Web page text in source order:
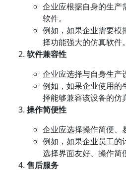
企业应根据自身的生产
软件。
例如，如果企业需要模
择功能强大的仿真软件。
软件兼容性
企业应选择与自身生产
例如，如果企业使用的
择能够兼容该设备的仿
操作简便性
企业应选择操作简便、
例如，如果企业员工的
选择界面友好、操作简
售后服务